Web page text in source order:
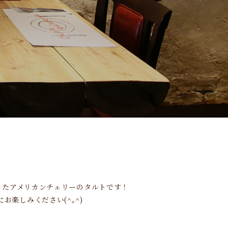
アメリカンチェリーのタルトです！
お楽しみください(^｡^)